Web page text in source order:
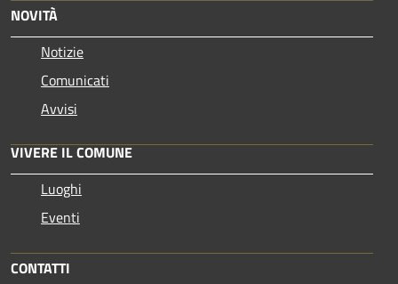
NOVITÀ
Notizie
Comunicati
Avvisi
VIVERE IL COMUNE
Luoghi
Eventi
CONTATTI